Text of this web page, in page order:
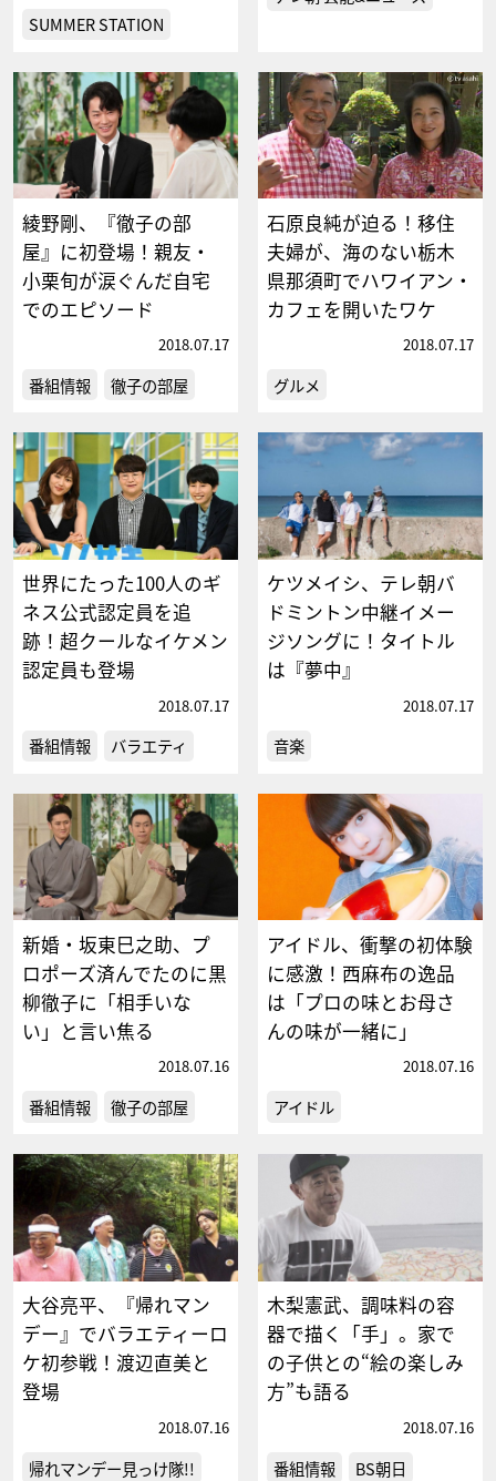
SUMMER STATION
綾野剛、『徹子の部
屋』に初登場！親友・
小栗旬が涙ぐんだ自宅
でのエピソード
2018.07.17
番組情報 徹子の部屋
石原良純が迫る！移住
夫婦が、海のない栃木
県那須町でハワイアン・
カフェを開いたワケ
2018.07.17
グルメ
世界にたった100人のギ
ネス公式認定員を追
跡！超クールなイケメン
認定員も登場
2018.07.17
番組情報 バラエティ
ケツメイシ、テレ朝バ
ドミントン中継イメー
ジソングに！タイトル
は『夢中』
2018.07.17
音楽
新婚・坂東巳之助、プ
ロポーズ済んでたのに黒
柳徹子に「相手いな
い」と言い焦る
2018.07.16
番組情報 徹子の部屋
アイドル、衝撃の初体験
に感激！西麻布の逸品
は「プロの味とお母さ
んの味が一緒に」
2018.07.16
アイドル
大谷亮平、『帰れマン
デー』でバラエティーロ
ケ初参戦！渡辺直美と
登場
2018.07.16
帰れマンデー見っけ隊!!
木梨憲武、調味料の容
器で描く「手」。家で
の子供との“絵の楽しみ
方”も語る
2018.07.16
番組情報 BS朝日